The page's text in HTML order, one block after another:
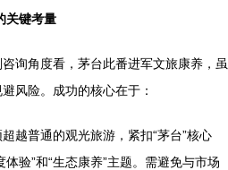
关键考量
询角度看，茅台此番进军文旅康养，虽
风险。成功的核心在于：
超越普通的观光旅游，紧扣“茅台”核心
验”和“生态康养”主题。需避免与市场